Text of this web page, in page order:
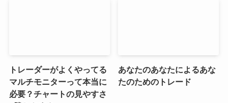
トレーダーがよくやってる
マルチモニターって本当に
必要？チャートの見やすさ
あなたのあなたによるあな
たのためのトレード